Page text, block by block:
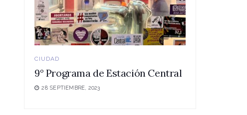
CIUDAD
9° Programa de Estación Central
28 SEPTIEMBRE, 2023